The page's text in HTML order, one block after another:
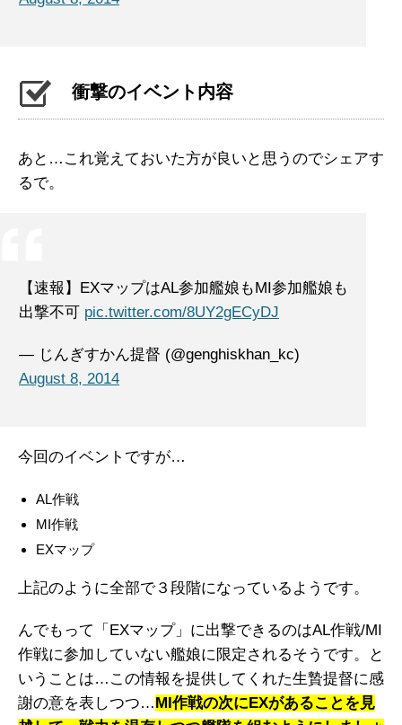
衝撃のイベント内容
あと…これ覚えておいた方が良いと思うのでシェアす
るで。
【速報】EXマップはAL参加艦娘もMI参加艦娘も
出撃不可 pic.twitter.com/8UY2gECyDJ
— じんぎすかん提督 (@genghiskhan_kc)
August 8, 2014
今回のイベントですが…
AL作戦
MI作戦
EXマップ
上記のように全部で３段階になっているようです。
んでもって「EXマップ」に出撃できるのはAL作戦/MI
作戦に参加していない艦娘に限定されるそうです。と
いうことは…この情報を提供してくれた生贄提督に感
謝の意を表しつつ…MI作戦の次にEXがあることを見